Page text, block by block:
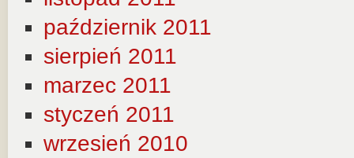
październik 2011
sierpień 2011
marzec 2011
styczeń 2011
wrzesień 2010